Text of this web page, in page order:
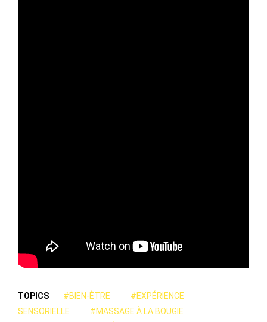
TOPICS #BIEN-ÊTRE
#EXPÉRIENCE
SENSORIELLE
#MASSAGE À LA BOUGIE